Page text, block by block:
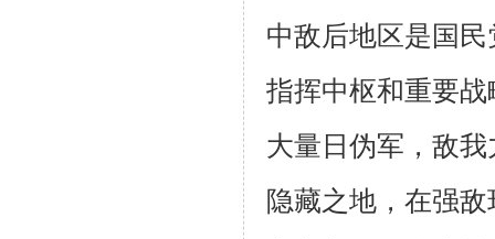
中敌后地区是国
指挥中枢和重要
大量日伪军，敌
隐藏之地，在强